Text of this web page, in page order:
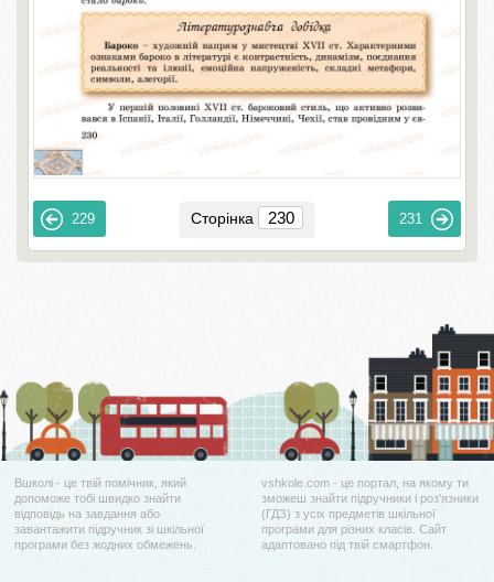
229 Сторінка 231
Вшколі - це твій помічник, який
допоможе тобі швидко знайти
відповідь на завдання або
завантажити підручник зі шкільної
програми без жодних обмежень.
vshkole.com - це портал, на якому ти
зможеш знайти підручники і роз'язники
(ГДЗ) з усіх предметів шкільної
програми для різних класів. Сайт
адаптовано під твій смартфон.